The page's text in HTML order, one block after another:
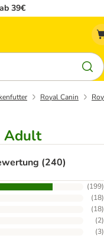
39€
Royal Canin
Adult
(240)
(199)
(18)
(18)
(2)
(3)